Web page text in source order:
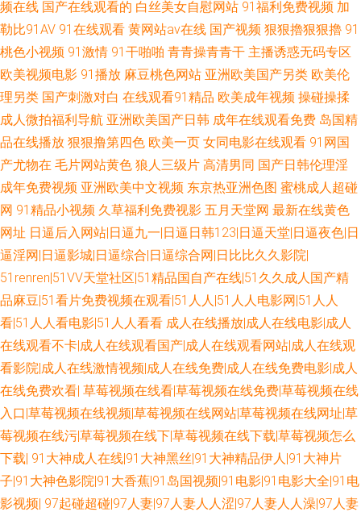
线3 国产性交自拍 午夜剧场A 午夜福利图片 男人TV天堂 免费的黄网站大全
av黄色成人在线 人人干91 亚洲男人影院 91精彩视频 久草永久 日本黄色永久
视频 美女奸三级 日韩成人动漫 豆花tv 香蕉视屏网站 香蕉91TV wwww91色
色 欧美色图21 青娱乐91国产 另类激情AV 成人大香蕉视频 操逼AV网址 69国
欧洲精品久久 后入黑丝少妇 日韩高清亚洲天堂 日本另类性交 欧美激情18 欧
美女同69 草莓视频18 久久肏屄影院 九九国产精品 国内自拍AV 久久激五视
频网站 三级网址色天堂 久草手机在线 色资源网 91白丝网站 韩国AV五码高清
日韩伦理三区 91大家都在搜 91社区免费 欧亚另类色 91免费公开视频 在线
视频 欧美日韩日本网 AV操老逼 亚洲乱乱少妇后入 成人片在线视频 熟妇tv操
福利导航老司机 超碰大青青97 黄色五月天韩国 丁香五月天狠狠撸 九九精品
频在线 国产在线观看的 白丝美女自慰网站 91福利免费视频 加
勒比91AV 91在线观看 黄网站av在线 国产视频 狠狠擼狠狠擼 91
桃色小视频 91激情 91干啪啪 青青操青青干 主播诱惑无码专区
欧美视频电影 91播放 麻豆桃色网站 亚洲欧美国产另类 欧美伦
理另类 国产刺激对白 在线观看91精品 欧美成年视频 操碰操揉
成人微拍福利导航 亚洲欧美国产日韩 成年在线观看免费 岛国精
品在线播放 狠狠撸第四色 欧美一页 女同电影在线观看 91网国
产尤物在 毛片网站黄色 狼人三级片 高清男同 国产日韩伦理淫
成年免费视频 亚洲欧美中文视频 东京热亚洲色图 蜜桃成人超碰
网 91精品小视频 久草福利免费视影 五月天堂网 最新在线黄色
网址 日逼后入网站|日逼九一|日逼日韩123|日逼天堂|日逼夜色|日
逼淫网|日逼影城|日逼综合|日逼综合网|日比比久久影院|
51renren|51VV天堂社区|51精品国自产在线|51久久成人国产精
品麻豆|51看片免费视频在观看|51人人|51人人电影网|51人人
看|51人人看电影|51人人看看 成人在线播放|成人在线电影|成人
在线观看不卡|成人在线观看国产|成人在线观看网站|成人在线观
看影院|成人在线激情视频|成人在线免费|成人在线免费电影|成人
在线免费欢看| 草莓视频在线看|草莓视频在线免费|草莓视频在线
入口|草莓视频在线视频|草莓视频在线网站|草莓视频在线网址|草
莓视频在线污|草莓视频在线下|草莓视频在线下载|草莓视频怎么
下载| 91大神成人在线|91大神黑丝|91大神精品伊人|91大神片
子|91大神色影院|91大香蕉|91岛国视频|91电影|91电影大全|91电
影视频| 97起碰超碰|97人妻|97人妻人人涩|97人妻人人澡|97人妻